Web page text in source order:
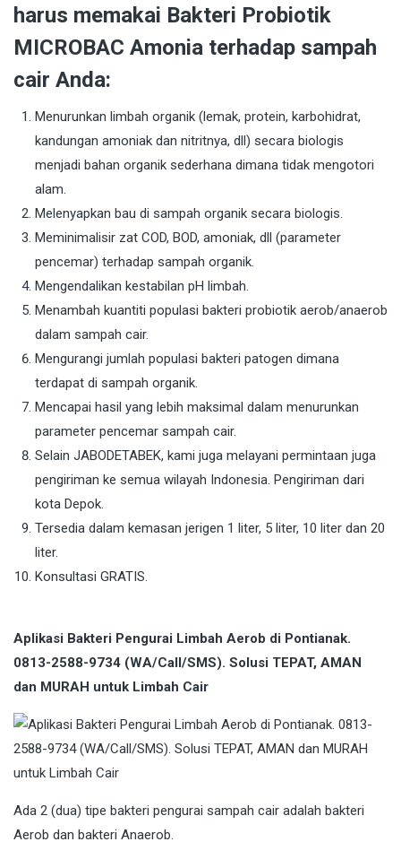
harus memakai Bakteri Probiotik
MICROBAC Amonia terhadap sampah
cair Anda:
Menurunkan limbah organik (lemak, protein, karbohidrat,
kandungan amoniak dan nitritnya, dll) secara biologis
menjadi bahan organik sederhana dimana tidak mengotori
alam.
Melenyapkan bau di sampah organik secara biologis.
Meminimalisir zat COD, BOD, amoniak, dll (parameter
pencemar) terhadap sampah organik.
Mengendalikan kestabilan pH limbah.
Menambah kuantiti populasi bakteri probiotik aerob/anaerob
dalam sampah cair.
Mengurangi jumlah populasi bakteri patogen dimana
terdapat di sampah organik.
Mencapai hasil yang lebih maksimal dalam menurunkan
parameter pencemar sampah cair.
Selain JABODETABEK, kami juga melayani permintaan juga
pengiriman ke semua wilayah Indonesia. Pengiriman dari
kota Depok.
Tersedia dalam kemasan jerigen 1 liter, 5 liter, 10 liter dan 20
liter.
Konsultasi GRATIS.
Aplikasi Bakteri Pengurai Limbah Aerob di Pontianak.
0813-2588-9734 (WA/Call/SMS). Solusi TEPAT, AMAN
dan MURAH untuk Limbah Cair
Ada 2 (dua) tipe bakteri pengurai sampah cair adalah bakteri
Aerob dan bakteri Anaerob.